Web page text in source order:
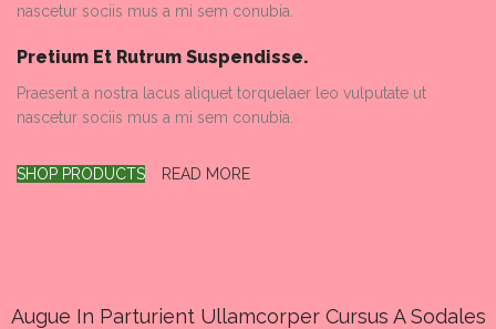
nascetur sociis mus a mi sem conubia.
Pretium Et Rutrum Suspendisse.
Praesent a nostra lacus aliquet torquelaer leo vulputate ut
nascetur sociis mus a mi sem conubia.
SHOP PRODUCTS READ MORE
Augue In Parturient Ullamcorper Cursus A Sodales